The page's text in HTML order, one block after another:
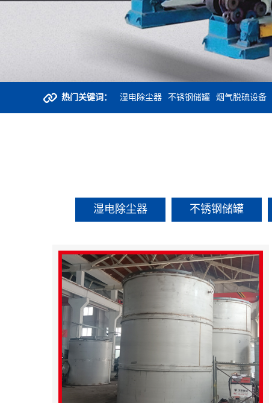
热门关键词： 湿电除尘器 不锈钢储罐 烟气脱硫设备
湿电除尘器 不锈钢储罐